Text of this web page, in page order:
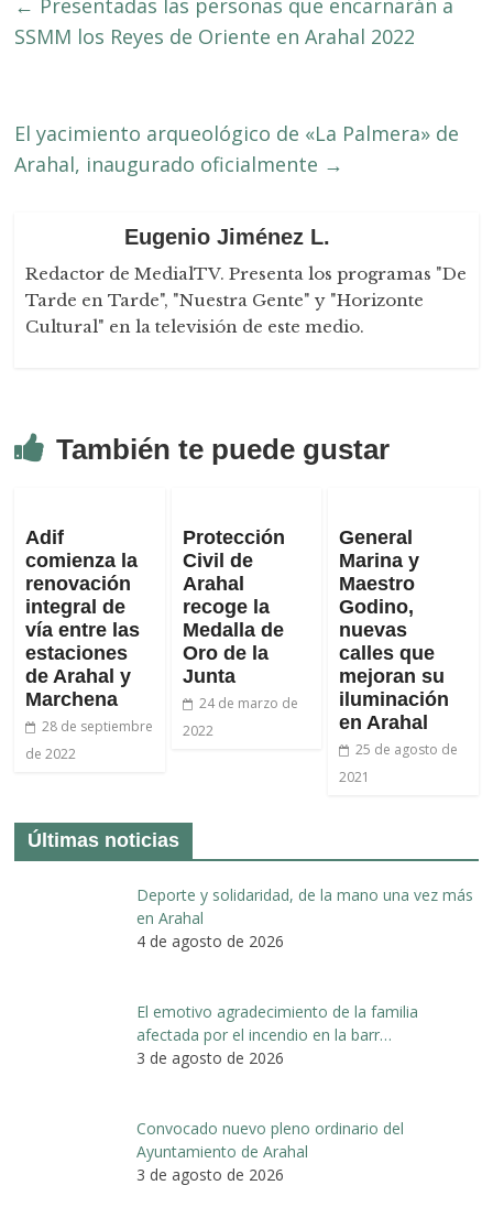
← Presentadas las personas que encarnarán a
SSMM los Reyes de Oriente en Arahal 2022
El yacimiento arqueológico de «La Palmera» de
Arahal, inaugurado oficialmente →
Eugenio Jiménez L.
Redactor de MedialTV. Presenta los programas "De
Tarde en Tarde", "Nuestra Gente" y "Horizonte
Cultural" en la televisión de este medio.
También te puede gustar
Adif
comienza la
renovación
integral de
vía entre las
estaciones
de Arahal y
Marchena
28 de septiembre
de 2022
Protección
Civil de
Arahal
recoge la
Medalla de
Oro de la
Junta
24 de marzo de
2022
General
Marina y
Maestro
Godino,
nuevas
calles que
mejoran su
iluminación
en Arahal
25 de agosto de
2021
Últimas noticias
Deporte y solidaridad, de la mano una vez más
en Arahal
4 de agosto de 2026
El emotivo agradecimiento de la familia
afectada por el incendio en la barr…
3 de agosto de 2026
Convocado nuevo pleno ordinario del
Ayuntamiento de Arahal
3 de agosto de 2026